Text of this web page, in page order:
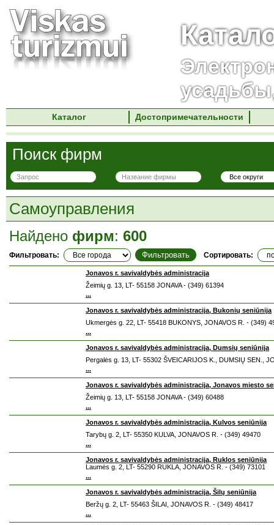
Каталог Достопримечательности
Поиск фирм
Самоуправления
Найдено фирм: 600
Фильтровать: Сортировать:
Jonavos r. savivaldybės administracija
Žeimių g. 13, LT- 55158 JONAVA - (349) 61394
...
Jonavos r. savivaldybės administracija, Bukonių seniūnija
Ukmergės g. 22, LT- 55418 BUKONYS, JONAVOS R. - (349)
...
Jonavos r. savivaldybės administracija, Dumsių seniūnija
Pergalės g. 13, LT- 55302 ŠVEICARIJOS K., DUMSIŲ SEN.,
...
Jonavos r. savivaldybės administracija, Jonavos miesto
Žeimių g. 13, LT- 55158 JONAVA - (349) 60488
...
Jonavos r. savivaldybės administracija, Kulvos seniūnija
Tarybų g. 2, LT- 55350 KULVA, JONAVOS R. - (349) 49470
...
Jonavos r. savivaldybės administracija, Ruklos seniūnija
Laumės g. 2, LT- 55290 RUKLA, JONAVOS R. - (349) 73101
...
Jonavos r. savivaldybės administracija, Šilų seniūnija
Beržų g. 2, LT- 55463 ŠILAI, JONAVOS R. - (349) 48417
...